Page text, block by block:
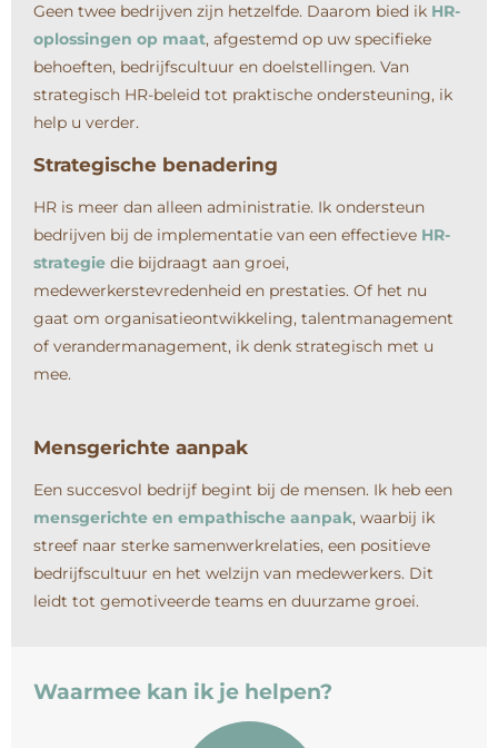
Geen twee bedrijven zijn hetzelfde. Daarom bied ik HR-
oplossingen op maat, afgestemd op uw specifieke
behoeften, bedrijfscultuur en doelstellingen. Van
strategisch HR-beleid tot praktische ondersteuning, ik
help u verder.
Strategische benadering
HR is meer dan alleen administratie. Ik ondersteun
bedrijven bij de implementatie van een effectieve HR-
strategie die bijdraagt aan groei,
medewerkerstevredenheid en prestaties. Of het nu
gaat om organisatieontwikkeling, talentmanagement
of verandermanagement, ik denk strategisch met u
mee.
Mensgerichte aanpak
Een succesvol bedrijf begint bij de mensen. Ik heb een
mensgerichte en empathische aanpak, waarbij ik
streef naar sterke samenwerkrelaties, een positieve
bedrijfscultuur en het welzijn van medewerkers. Dit
leidt tot gemotiveerde teams en duurzame groei.
Waarmee kan ik je helpen?